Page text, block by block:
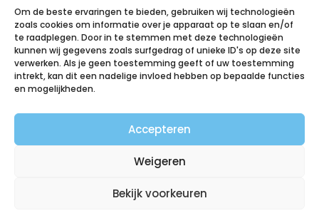
Om de beste ervaringen te bieden, gebruiken wij technologieën
zoals cookies om informatie over je apparaat op te slaan en/of
te raadplegen. Door in te stemmen met deze technologieën
kunnen wij gegevens zoals surfgedrag of unieke ID's op deze site
verwerken. Als je geen toestemming geeft of uw toestemming
intrekt, kan dit een nadelige invloed hebben op bepaalde functies
en mogelijkheden.
Accepteren
Weigeren
Bekijk voorkeuren
Nieuws
Over ons
Contact
Inloggen
Vacatures
Organiseer een activiteit